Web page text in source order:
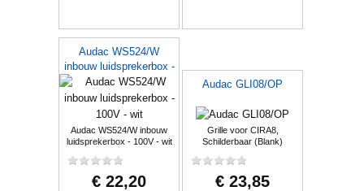
Audac WS524/W
inbouw luidsprekerbox -
100V - wit
Audac WS524/W inbouw
luidsprekerbox - 100V - wit
€ 22,20
Audac GLI08/OP
Grille voor CIRA8,
Schilderbaar (Blank)
€ 23,85